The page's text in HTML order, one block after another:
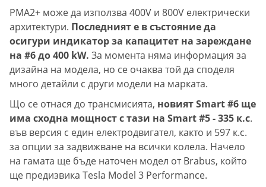
PMA2+ може да използва 400V и 800V електрически
архитектури. Последният е в състояние да
осигури индикатор за капацитет на зареждане
на #6 до 400 kW. За момента няма информация за
дизайна на модела, но се очаква той да споделя
много детайли с други модели на марката.
Що се отнася до трансмисията, новият Smart #6 ще
има сходна мощност с тази на Smart #5 - 335 к.с.
във версия с един електродвигател, както и 597 к.с.
за опции за задвижване на всички колела. Начело
на гамата ще бъде наточен модел от Brabus, който
ще предизвика Tesla Model 3 Performance.